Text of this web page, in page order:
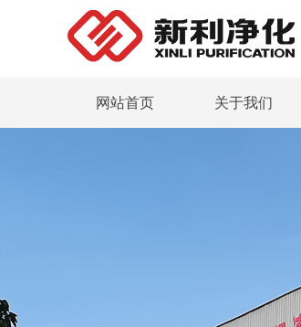
网站首页 关于我们